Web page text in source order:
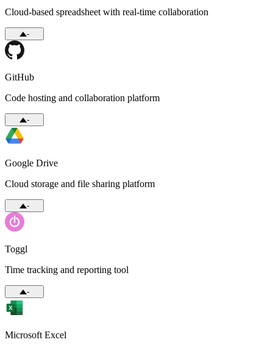
Cloud-based spreadsheet with real-time collaboration
-
GitHub
Code hosting and collaboration platform
-
Google Drive
Cloud storage and file sharing platform
-
Toggl
Time tracking and reporting tool
-
Microsoft Excel